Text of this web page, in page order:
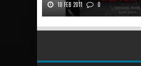
10 FEB 2011 0
Barão Vermelho: Por que a Gente é